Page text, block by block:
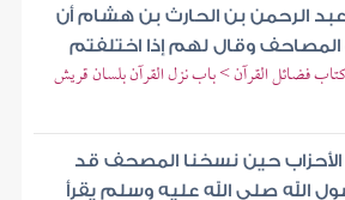
وعبد الرحمن بن الحارث بن هشام أن
وقال لهم إذا اختلفتم
فضائل القرآن > باب نزل القرآن بلسان قريش
حين نسخنا المصحف قد
الله صلى الله عليه وسلم يقرأ